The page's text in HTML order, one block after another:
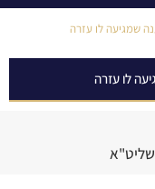
שמגיעה לו עזרה
לו עזרה
שליט"א